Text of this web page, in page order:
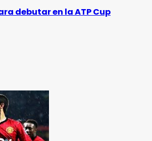
debutar en la ATP Cup